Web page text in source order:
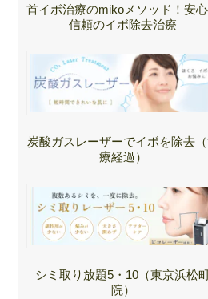
首イボ治療のmikoメソッド！安心
信頼のイボ除去治療
炭酸ガスレーザーでイボを除去
療経過）
シミ取り放題5・10（東京浜松
院）